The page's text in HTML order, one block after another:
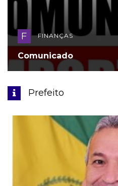
F FINANÇAS
Comunicado
Prefeito